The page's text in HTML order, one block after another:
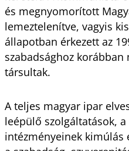
és megnyomorított
lemeztelenítve, vagyis
állapotban érkezett az
szabadsághoz
társultak.
A teljes magyar ipar
leépülő szolgáltatások,
intézményeinek